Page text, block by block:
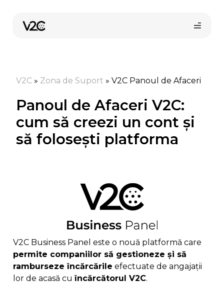
conținut
V2C » Zona de Suport » V2C Panoul de Afaceri
Panoul de Afaceri V2C:
cum să creezi un cont și
să folosești platforma
V2C Business Panel este o nouă platformă care
permite companiilor să gestioneze și să
ramburseze încărcările efectuate de angajații
lor de acasă cuîncărcătorul V2C.